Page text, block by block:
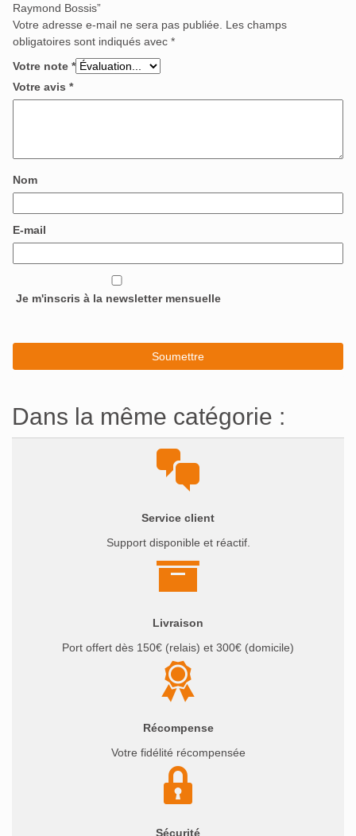
Raymond Bossis”
Votre adresse e-mail ne sera pas publiée.
Les champs
obligatoires sont indiqués avec *
Votre note *
Votre avis *
Nom
E-mail
Je m'inscris à la newsletter mensuelle
Dans la même catégorie :
Service client
Support disponible et réactif.
Livraison
Port offert dès 150€ (relais) et 300€ (domicile)
Récompense
Votre fidélité récompensée
Sécurité